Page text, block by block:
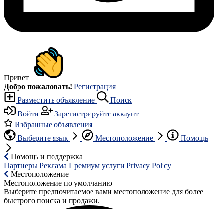
Привет
Добро пожаловать! Регистрация
Разместить объявление
Поиск
Войти
Зарегистрируйте аккаунт
Избранные объявления
Выберите язык
Местоположение Помощь
Помощь и поддержка
Партнеры Реклама Премиум услуги Privacy Policy
Местоположение
Местоположение по умолчанию
Выберите предпочитаемое вами местоположение для более
быстрого поиска и продажи.